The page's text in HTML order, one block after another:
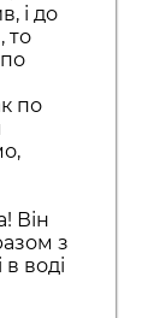
і до
то
по
Він
з
воді